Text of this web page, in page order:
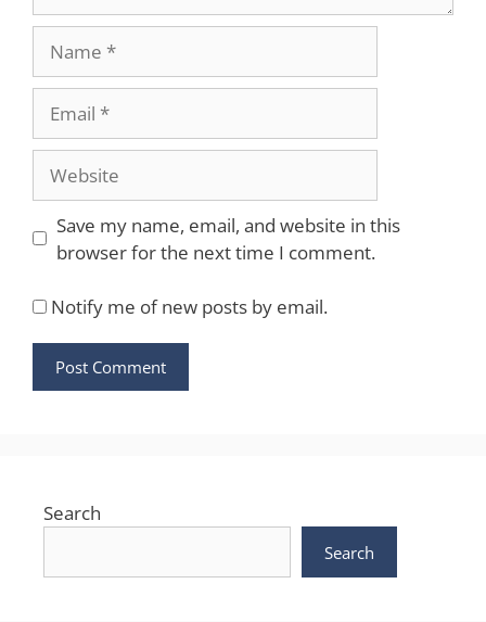
Website
Save my name, email, and website in this
browser for the next time I comment.
Notify me of new posts by email.
Search
Search